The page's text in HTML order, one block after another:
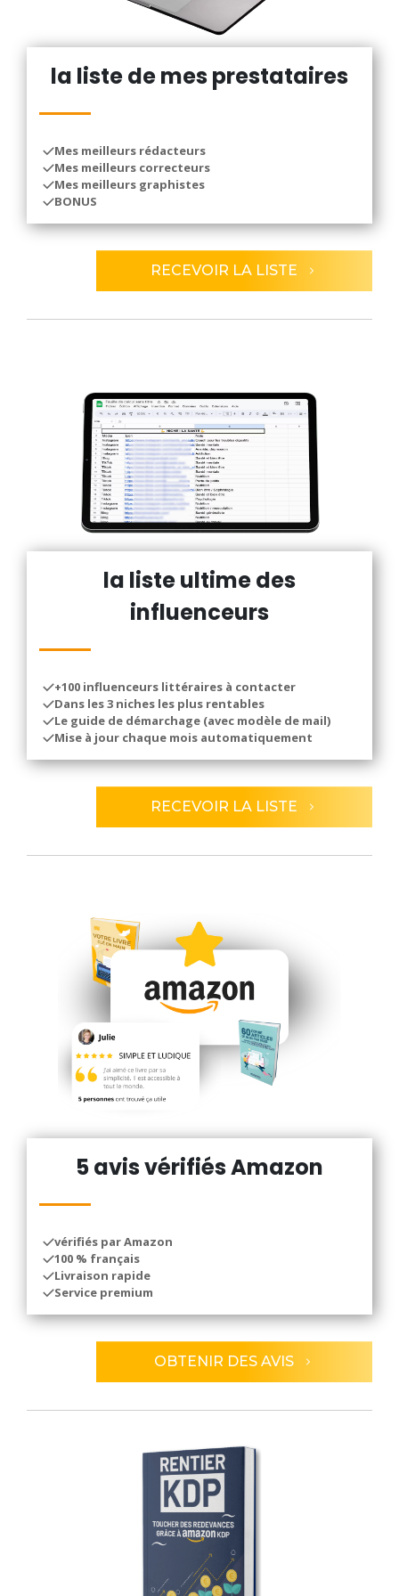
la liste de mes prestataires
Mes meilleurs rédacteurs
Mes meilleurs correcteurs
Mes meilleurs graphistes
BONUS
RECEVOIR LA LISTE
la liste ultime des
influenceurs
+100 influenceurs littéraires à contacter
Dans les 3 niches les plus rentables
Le guide de démarchage (avec modèle de mail)
Mise à jour chaque mois automatiquement
RECEVOIR LA LISTE
5 avis vérifiés Amazon
vérifiés par Amazon
100 % français
Livraison rapide
Service premium
OBTENIR DES AVIS